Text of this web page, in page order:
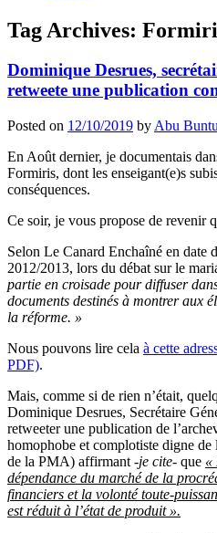
Tag Archives:
Dominique Desrues,
retweete une publication
Posted on 12/10/2019 by Abu
En Août dernier, je documentais
Formiris, dont les enseigant(e)s
conséquences.
Ce soir, je vous propose de revenir
Selon Le Canard Enchaîné en date
2012/2013, lors du débat sur le
partie en croisade pour diffuser
documents destinés à montrer aux
la réforme. »
Nous pouvons lire cela à cette
PDF).
Mais, comme si de rien n’était,
Dominique Desrues, Secrétaire
retweeter une publication de
homophobe et complotiste digne de
de la PMA) affirmant -je cite- que «
dépendance du marché de la
financiers et la volonté toute-
est réduit à l’état de produit ».